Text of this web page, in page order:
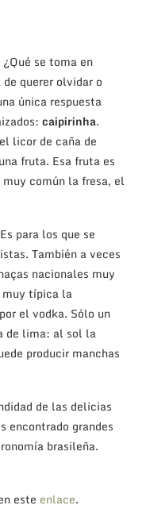
se toma en
querer olvidar o
única respuesta
caipirinha.
licor de caña de
fruta. Esa fruta es
común la fresa, el
para los que se
También a veces
nacionales muy
muy típica la
el vodka. Sólo un
de lima: al sol la
producir manchas
de las delicias
encontrado grandes
brasileña.
este enlace.